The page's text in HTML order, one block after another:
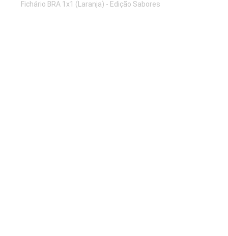
Fichário BRA 1x1 (Laranja) - Edição Sabores